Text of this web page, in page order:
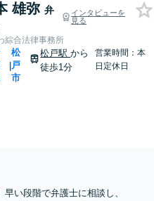
雄弥 弁
インタビューを
見る
綜合法律事務所
|
松
戸
市
松戸駅から
徒歩1分
営業時間：本
日定休日
い段階で弁護士に相談し、